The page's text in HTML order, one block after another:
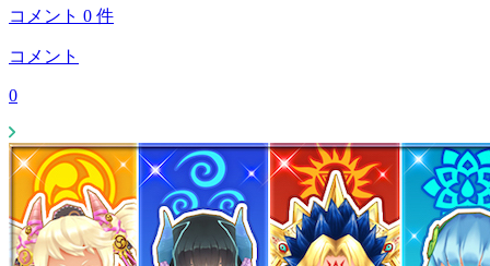
コメント 0 件
コメント
0